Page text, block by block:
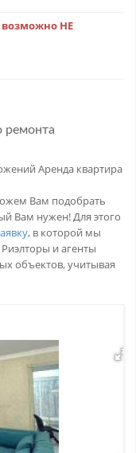
возможно НЕ
ремонта
Аренда квартира
Вам подобрать
Вам нужен! Для этого
, в которой мы
и агенты
объектов, учитывая